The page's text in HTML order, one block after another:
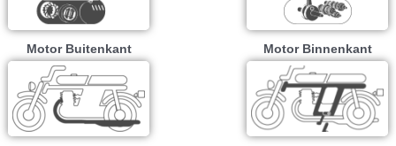
Motor Buitenkant Motor Binnenkant